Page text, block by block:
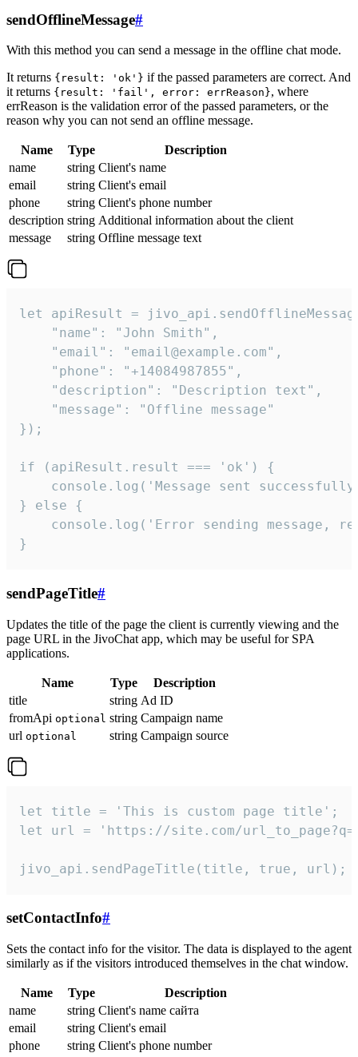
sendOfflineMessage#
With this method you can send a message in the offline chat mode.
It returns {result: 'ok'} if the passed parameters are correct. And
it returns {result: 'fail', error: errReason}, where
errReason is the validation error of the passed parameters, or the
reason why you can not send an offline message.
Name Type
Description
name
string Client's name
email
string Client's email
phone
string Client's phone number
description string Additional information about the client
message
string Offline message text
let apiResult =
    "name": "John Smith",
    "email": "email@example.com",
    "phone": "+14084987855",
    "description": "Description text",
    "message": "Offline message"
});
if (apiResult.result === 'ok') {
console.log('Message sent
} else {
console.log('Error sending message,
}
sendPageTitle#
Updates the title of the page the client is currently viewing and the
page URL in the JivoChat app, which may be useful for SPA
applications.
Name Type
Description
title
string Ad ID
fromApi optional string Campaign name
url optional string Campaign source
let title = 'This is custom page title';
let url = 'https://site.com/
jivo_api.sendPageTitle(title, true, url);
setContactInfo#
Sets the contact info for the visitor. The data is displayed to the agent
similarly as if the visitors introduced themselves in the chat window.
Name Type
Description
name
string Client's name сайта
email
string Client's email
phone
string Client's phone number